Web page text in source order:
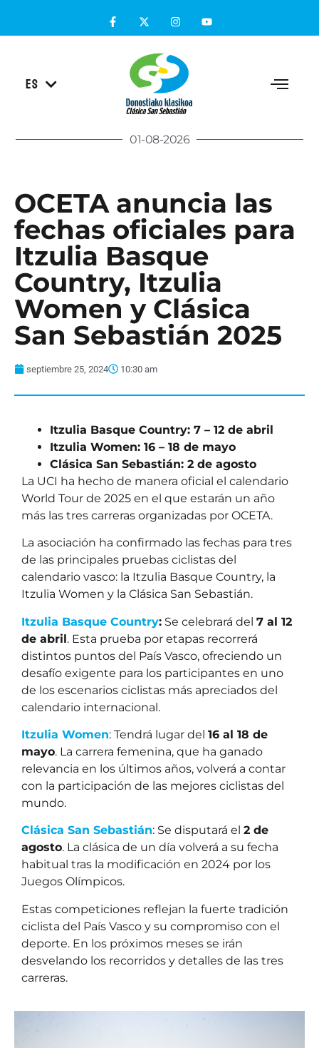
ES
EN
01-08-2026
OCETA anuncia las
fechas oficiales para
Itzulia Basque
Country, Itzulia
Women y Clásica
San Sebastián 2025
septiembre 25, 2024 10:30 am
Itzulia Basque Country: 7 – 12 de abril
Itzulia Women: 16 – 18 de mayo
Clásica San Sebastián: 2 de agosto
La UCI ha hecho de manera oficial el calendario
World Tour de 2025 en el que estarán un año
más las tres carreras organizadas por OCETA.
La asociación ha confirmado las fechas para tres
de las principales pruebas ciclistas del
calendario vasco: la Itzulia Basque Country, la
Itzulia Women y la Clásica San Sebastián.
Itzulia Basque Country: Se celebrará del 7 al 12
de abril. Esta prueba por etapas recorrerá
distintos puntos del País Vasco, ofreciendo un
desafío exigente para los participantes en uno
de los escenarios ciclistas más apreciados del
calendario internacional.
Itzulia Women: Tendrá lugar del 16 al 18 de
mayo. La carrera femenina, que ha ganado
relevancia en los últimos años, volverá a contar
con la participación de las mejores ciclistas del
mundo.
Clásica San Sebastián: Se disputará el 2 de
agosto. La clásica de un día volverá a su fecha
habitual tras la modificación en 2024 por los
Juegos Olímpicos.
Estas competiciones reflejan la fuerte tradición
ciclista del País Vasco y su compromiso con el
deporte. En los próximos meses se irán
desvelando los recorridos y detalles de las tres
carreras.